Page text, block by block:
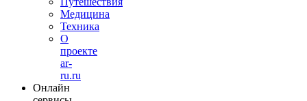
Медицина
Техника
О
проекте
ar-
ru.ru
Онлайн